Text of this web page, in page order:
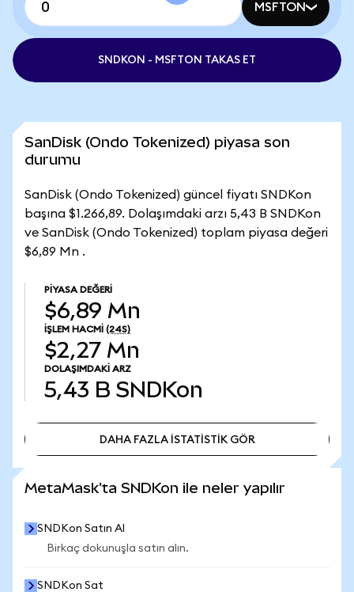
MSFTON
SNDKON - MSFTON TAKAS ET
SanDisk (Ondo Tokenized) piyasa son
durumu
SanDisk (Ondo Tokenized) güncel fiyatı SNDKon
başına $1.266,89. Dolaşımdaki arzı 5,43 B SNDKon
ve SanDisk (Ondo Tokenized) toplam piyasa değeri
$6,89 Mn .
PIYASA DEĞERI
$6,89 Mn
İŞLEM HACMI (24S)
$2,27 Mn
DOLAŞIMDAKI ARZ
5,43 B SNDKon
DAHA FAZLA İSTATİSTİK GÖR
MetaMask'ta SNDKon ile neler yapılır
SNDKon Satın Al
Birkaç dokunuşla satın alın.
SNDKon Sat